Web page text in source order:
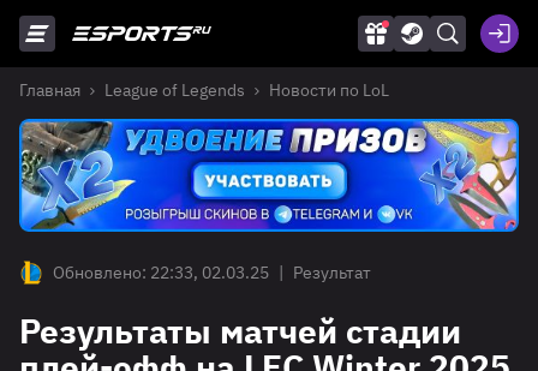
Главная League of Legends Новости по LoL
Обновлено: 22:33, 02.03.25 | Результат
Результаты матчей стадии